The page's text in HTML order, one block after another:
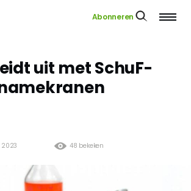
Abonneren
uit met SchuF-
48 bekeken